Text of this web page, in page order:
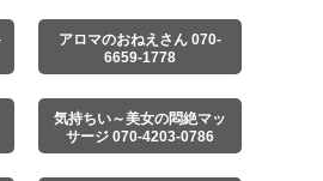
アロマのおねえさん 070-
6659-1778
気持ちい～美女の悶絶マッ
サージ 070-4203-0786